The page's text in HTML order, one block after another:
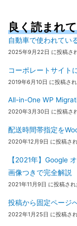
良く読まれ
自動車で使われてい
2025年9月22日 に投稿さ
コーポレートサイト
2019年6月10日 に投稿さ
All-in-One WP
2020年3月30日 に投稿さ
配送時間帯指定を
2020年12月9日 に投稿さ
【2021年】Google
画像つきで完全解説
2021年11月9日 に投稿され
投稿から固定ページ
2022年1月25日 に投稿さ